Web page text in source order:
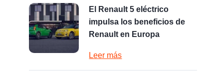
El Renault 5 eléctrico
impulsa los beneficios de
Renault en Europa
Leer más